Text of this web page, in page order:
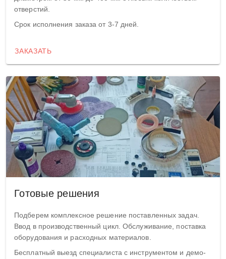
отверстий.
Срок исполнения заказа от 3-7 дней.
ЗАКАЗАТЬ
Готовые решения
Подберем комплексное решение поставленных задач.
Ввод в производственный цикл. Обслуживание, поставка
оборудования и расходных материалов.
Бесплатный выезд специалиста с инструментом и демо-